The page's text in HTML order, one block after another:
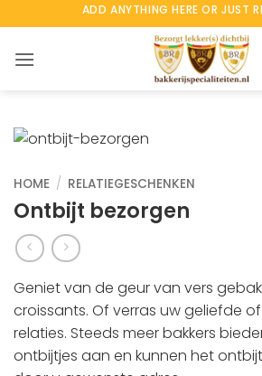
naar
ADD ANYTHING HERE OR JUST
HOME / RELATIEGESCHENKEN
Ontbijt bezorgen
Geniet van de geur van vers
croissants. Of verras uw geliefde
relaties. Steeds meer bakkers
ontbijtjes aan en kunnen het